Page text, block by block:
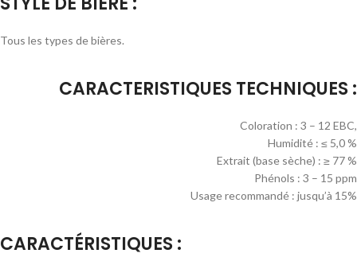
Tous les types de bières.
CARACTERISTIQUES TECHNIQUES :
Coloration : 3 – 12 EBC,
Humidité : ≤ 5,0 %
Extrait (base sèche) : ≥ 77 %
Phénols : 3 – 15 ppm
Usage recommandé : jusqu’à 15%
CARACTÉRISTIQUES :